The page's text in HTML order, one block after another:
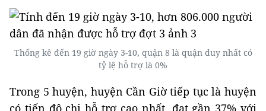
Thống kê đến 19 giờ ngày 3-10, quận 8 là quận duy nhất có
tỷ lệ hỗ trợ là 0%
Trong 5 huyện, huyện Cần Giờ tiếp tục là huyện
có tiến độ chi hỗ trợ cao nhất, đạt gần 37% với